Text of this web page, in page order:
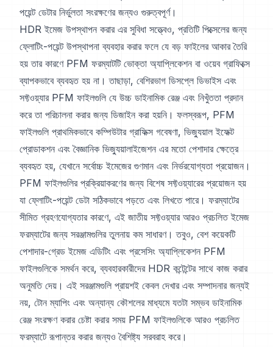
পয়েন্ট ডেটার নির্ভুলতা সংরক্ষণের জন্যও গুরুত্বপূর্ণ।
HDR ইমেজ উপস্থাপন করার এর সুবিধা সত্ত্বেও, প্রতিটি পিক্সেলের জন্য
ফ্লোটিং-পয়েন্ট উপস্থাপনা ব্যবহার করার ফলে যে বড় ফাইলের আকার তৈরি
হয় তার কারণে PFM ফরম্যাটটি ভোক্তা অ্যাপ্লিকেশন বা ওয়েব গ্রাফিক্সে
ব্যাপকভাবে ব্যবহৃত হয় না। তাছাড়া, বেশিরভাগ ডিসপ্লে ডিভাইস এবং
সফ্টওয়্যার PFM ফাইলগুলি যে উচ্চ ডাইনামিক রেঞ্জ এবং নিখুঁততা প্রদান
করে তা পরিচালনা করার জন্য ডিজাইন করা হয়নি। ফলস্বরূপ, PFM
ফাইলগুলি প্রাথমিকভাবে কম্পিউটার গ্রাফিক্স গবেষণা, ভিজ্যুয়াল ইফেক্ট
প্রোডাকশন এবং বৈজ্ঞানিক ভিজ্যুয়ালাইজেশন এর মতো পেশাদার ক্ষেত্রে
ব্যবহৃত হয়, যেখানে সর্বোচ্চ ইমেজের গুণমান এবং নির্ভরযোগ্যতা প্রয়োজন।
PFM ফাইলগুলির প্রক্রিয়াকরণের জন্য বিশেষ সফ্টওয়্যারের প্রয়োজন হয়
যা ফ্লোটিং-পয়েন্ট ডেটা সঠিকভাবে পড়তে এবং লিখতে পারে। ফরম্যাটের
সীমিত গ্রহণযোগ্যতার কারণে, এই জাতীয় সফ্টওয়্যার আরও প্রচলিত ইমেজ
ফরম্যাটের জন্য সরঞ্জামগুলির তুলনায় কম সাধারণ। তবুও, বেশ কয়েকটি
পেশাদার-গ্রেড ইমেজ এডিটিং এবং প্রসেসিং অ্যাপ্লিকেশন PFM
ফাইলগুলিকে সমর্থন করে, ব্যবহারকারীদের HDR কন্টেন্টের সাথে কাজ করার
অনুমতি দেয়। এই সরঞ্জামগুলি প্রায়শই কেবল দেখার এবং সম্পাদনার জন্যই
নয়, টোন ম্যাপিং এবং অন্যান্য কৌশলের মাধ্যমে যতটা সম্ভব ডাইনামিক
রেঞ্জ সংরক্ষণ করার চেষ্টা করার সময় PFM ফাইলগুলিকে আরও প্রচলিত
ফরম্যাটে রূপান্তর করার জন্যও বৈশিষ্ট্য সরবরাহ করে।